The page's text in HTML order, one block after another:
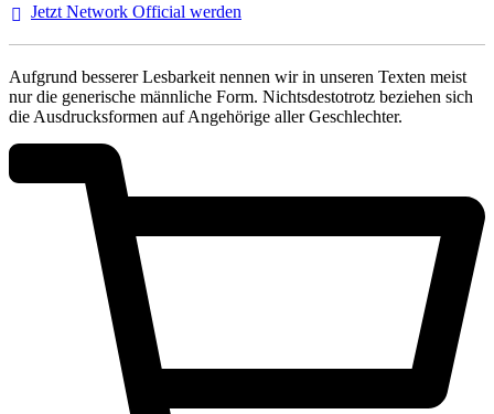
Jetzt Network Official werden
Aufgrund besserer Lesbarkeit nennen wir in unseren Texten meist
nur die generische männliche Form. Nichtsdestotrotz beziehen sich
die Ausdrucksformen auf Angehörige aller Geschlechter.